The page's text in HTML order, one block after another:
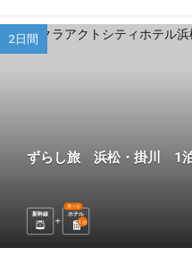
2日間
ずらし旅 浜松・掛川 1泊
新幹線 ホテル
選べる
1 泊